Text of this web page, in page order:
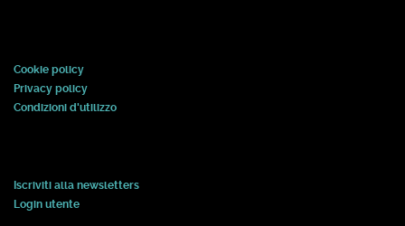
Cookie policy
Privacy policy
Condizioni d'utilizzo
Iscriviti alla newsletters
Login utente